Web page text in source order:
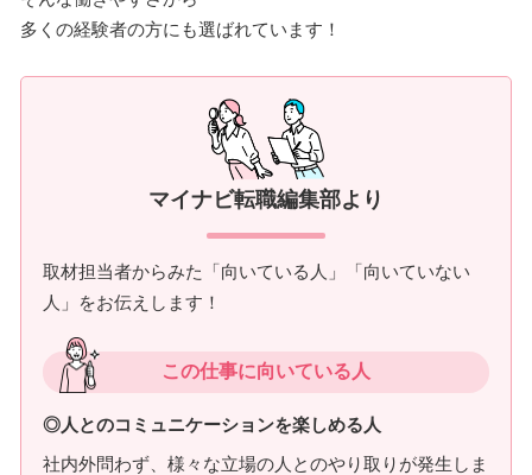
多くの経験者の方にも選ばれています！
マイナビ転職編集部より
取材担当者からみた「向いている人」「向いていない
人」をお伝えします！
この仕事に向いている人
◎人とのコミュニケーションを楽しめる人
社内外問わず、様々な立場の人とのやり取りが発生しま